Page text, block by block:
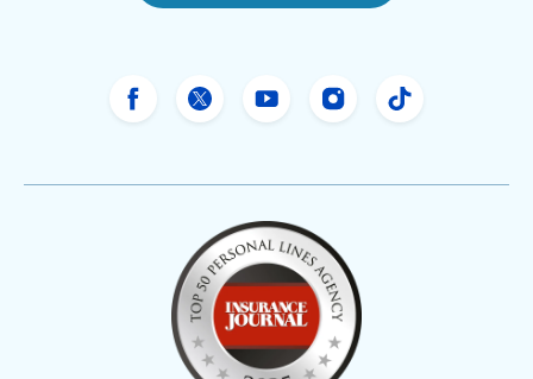
Facebook de Freeway Insurance
X de Freeway Insurance
YouTube de Freeway
Instagram
TikTok